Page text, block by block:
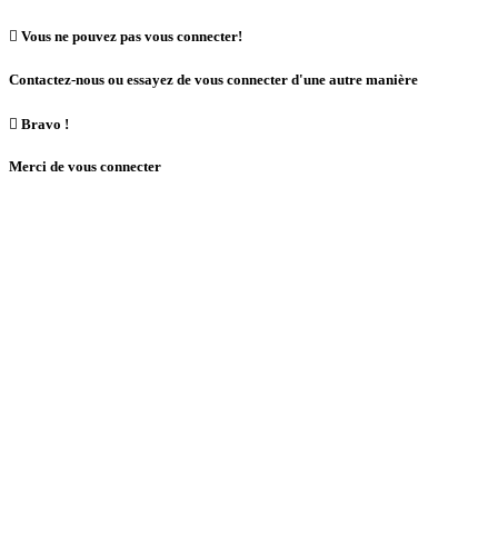
 Vous ne pouvez pas vous connecter!
Contactez-nous ou essayez de vous connecter d'une autre manière
 Bravo !
Merci de vous connecter